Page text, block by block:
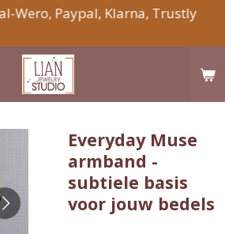
Wero, Paypal, Klarna, Trustly
Everyday Muse
armband -
subtiele basis
voor jouw bedels